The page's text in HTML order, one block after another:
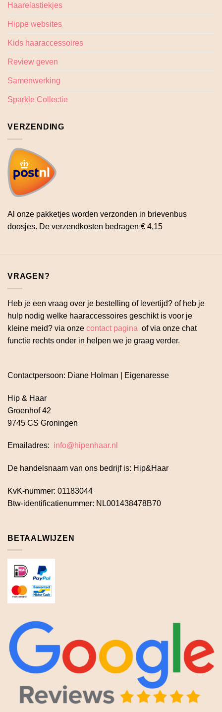
Haarelastiekjes
Hippe websites
Kids haaraccessoires
Review geven
Samenwerking
Sparkle Collectie
VERZENDING
Al onze pakketjes worden verzonden in brievenbus
doosjes. De verzendkosten bedragen € 4,15
VRAGEN?
Heb je een vraag over je bestelling of levertijd? of heb je
hulp nodig welke haaraccessoires geschikt is voor je
kleine meid? via onze contact pagina of via onze chat
functie rechts onder in helpen we je graag verder.
Contactpersoon: Diane Holman | Eigenaresse
Hip & Haar
Groenhof 42
9745 CS Groningen
Emailadres: info@hipenhaar.nl
De handelsnaam van ons bedrijf is: Hip&Haar
KvK-nummer: 01183044
Btw-identificatienummer: NL001438478B70
BETAALWIJZEN